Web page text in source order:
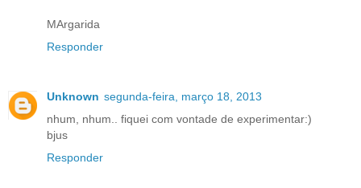
MArgarida
Responder
Unknown segunda-feira, março 18, 2013
nhum, nhum.. fiquei com vontade de experimentar:)
bjus
Responder